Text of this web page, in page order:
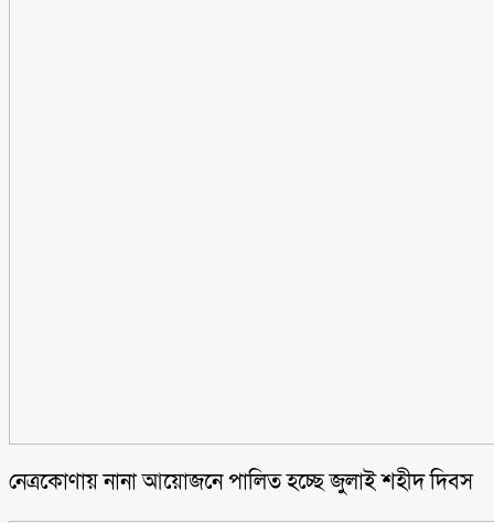
নেত্রকোণায় নানা আয়োজনে পালিত হচ্ছে জুলাই শহীদ দিবস